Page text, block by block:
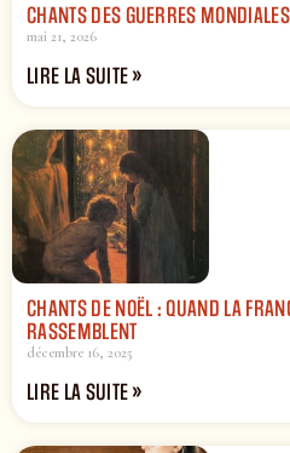
CHANTS DES GUERRES MONDIALES
mai 21, 2026
LIRE LA SUITE »
CHANTS DE NOËL : QUAND LA
RASSEMBLENT
décembre 16, 2025
LIRE LA SUITE »